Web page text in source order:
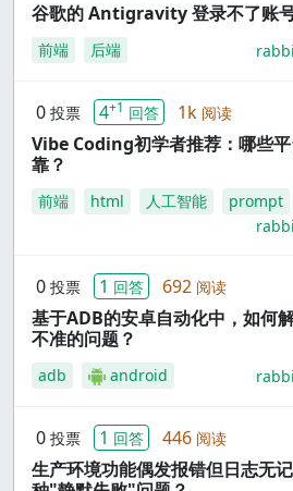
谷歌的 Antigravity 登录不了账
前端 后端
0 投票 4+1 回答 1k 阅读
Vibe Coding初学者推荐：哪些
靠？
前端 html 人工智能 prompt
0 投票 1 回答 692 阅读
基于ADB的安卓自动化中，如何
不准的问题？
adb android
0 投票 1 回答 446 阅读
生产环境功能偶发报错但日志无